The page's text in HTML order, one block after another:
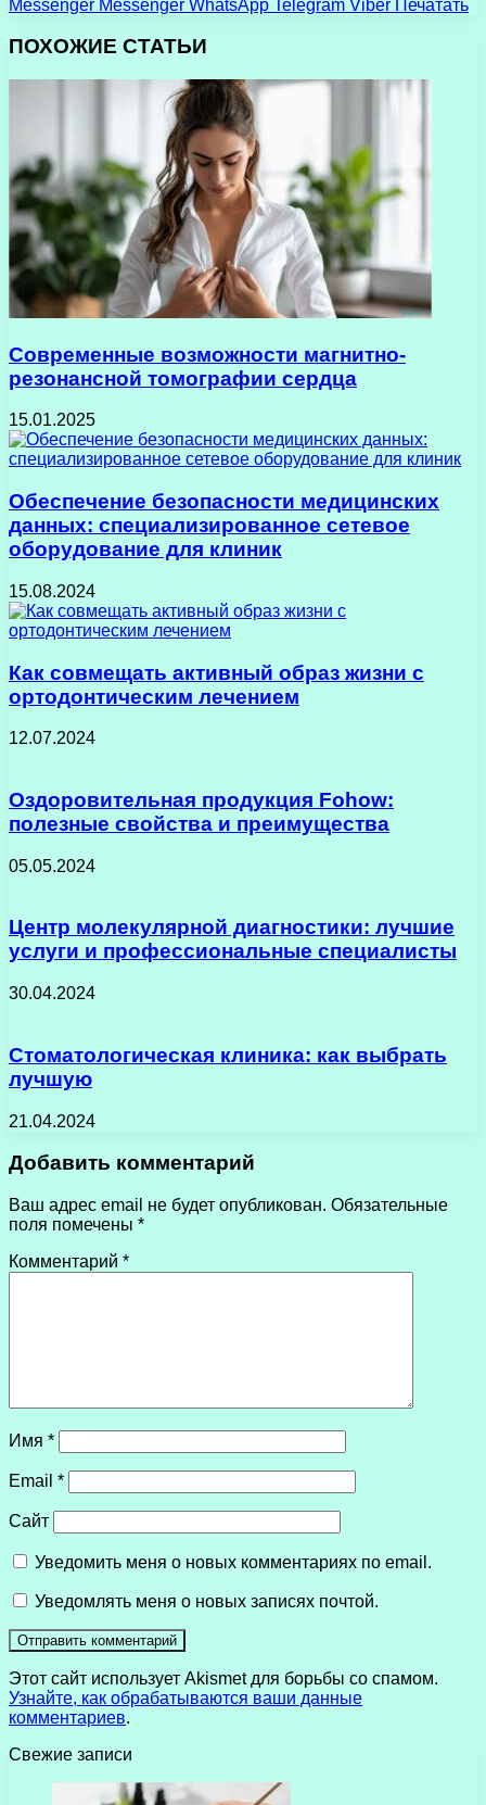
Messenger Messenger WhatsApp Telegram Viber Печатать
ПОХОЖИЕ СТАТЬИ
Современные возможности магнитно-
резонансной томографии сердца
15.01.2025
Обеспечение безопасности медицинских
данных: специализированное сетевое
оборудование для клиник
15.08.2024
Как совмещать активный образ жизни с
ортодонтическим лечением
12.07.2024
Оздоровительная продукция Fohow:
полезные свойства и преимущества
05.05.2024
Центр молекулярной диагностики: лучшие
услуги и профессиональные специалисты
30.04.2024
Стоматологическая клиника: как выбрать
лучшую
21.04.2024
Добавить комментарий
Ваш адрес email не будет опубликован. Обязательные
поля помечены *
Комментарий *
Имя *
Email *
Сайт
Уведомить меня о новых комментариях по email.
Уведомлять меня о новых записях почтой.
Этот сайт использует Akismet для борьбы со спамом.
Узнайте, как обрабатываются ваши данные
комментариев.
Свежие записи